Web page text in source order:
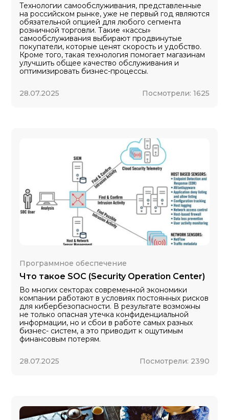
Технологии самообслуживания, представленные
на российском рынке, уже не первый год являются
обязательной опцией для любого сегмента
розничной торговли. Такие «кассы»
самообслуживания выбирают продвинутые
покупатели, которые ценят скорость и удобство.
Кроме того, такая технология помогает магазинам
улучшить общее качество обслуживания и
оптимизировать бизнес-процессы.
28.07.2025 Посмотрели: 1625
Программное обеспечение
Что такое SOC (Security Operation Center)
Во многих секторах современной экономики
компании работают в условиях постоянных рисков
для кибербезопасности. В результате возможны
не только опасная утечка конфиденциальной
информации, но и сбои в работе самых разных
бизнес- систем, а это приводит к ощутимым
финансовым потерям.
28.07.2025 Посмотрели: 2390